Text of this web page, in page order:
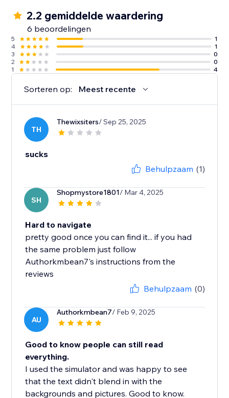
2.2 gemiddelde waardering
6 beoordelingen
5
1
4
1
3
0
2
0
1
4
Sorteren op: Meest recente
TH
Thewixsiters/ Sep 25, 2025
sucks
Behulpzaam (1)
SH
Shopmystore1801/ Mar 4, 2025
Hard to navigate
pretty good once you can find it... if you had
the same problem just follow
Authorkmbean7's instructions from the
reviews
Behulpzaam (0)
AU
Authorkmbean7/ Feb 9, 2025
Good to know people can still read
everything.
I used the simulator and was happy to see
that the text didn't blend in with the
backgrounds and pictures. Good to know.